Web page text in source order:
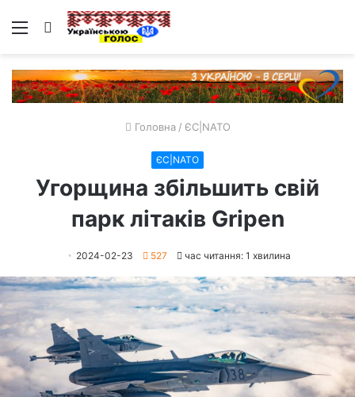
Меню Пошук
Головна / ЄС|NATO
ЄС|NATO
Угорщина збільшить свій
парк літаків Gripen
2024-02-23 527 час читання: 1 хвилина